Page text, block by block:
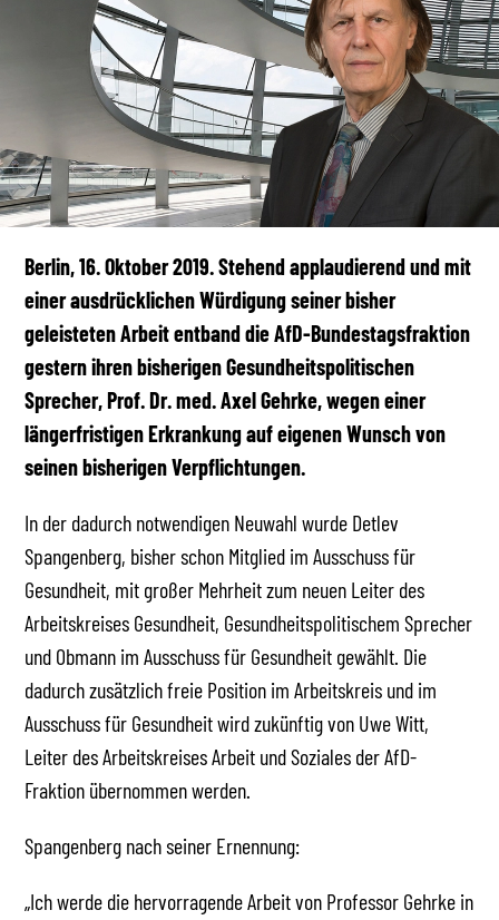
STELLENPORTAL
MEDIATHEK
Berlin, 16. Oktober 2019. Stehend applaudierend und mit
einer ausdrücklichen Würdigung seiner bisher
geleisteten Arbeit entband die AfD-Bundestagsfraktion
gestern ihren bisherigen Gesundheitspolitischen
Sprecher, Prof. Dr. med. Axel Gehrke, wegen einer
längerfristigen Erkrankung auf eigenen Wunsch von
seinen bisherigen Verpflichtungen.
In der dadurch notwendigen Neuwahl wurde Detlev
Spangenberg, bisher schon Mitglied im Ausschuss für
Gesundheit, mit großer Mehrheit zum neuen Leiter des
Arbeitskreises Gesundheit, Gesundheitspolitischem Sprecher
und Obmann im Ausschuss für Gesundheit gewählt. Die
dadurch zusätzlich freie Position im Arbeitskreis und im
Ausschuss für Gesundheit wird zukünftig von Uwe Witt,
Leiter des Arbeitskreises Arbeit und Soziales der AfD-
Fraktion übernommen werden.
Spangenberg nach seiner Ernennung:
„Ich werde die hervorragende Arbeit von Professor Gehrke in